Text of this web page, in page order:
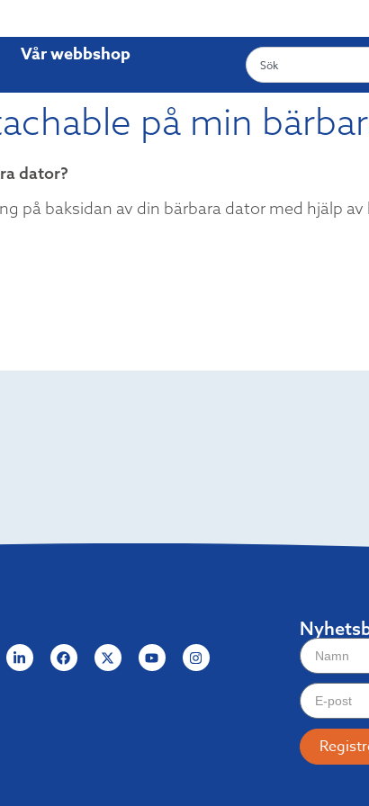
Vår webbshop
på min
dator?
på baksidan av din bärbara dator med hjälp